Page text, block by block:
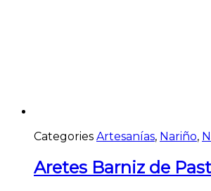
Categories Artesanías, Nariño,
Aretes Barniz de